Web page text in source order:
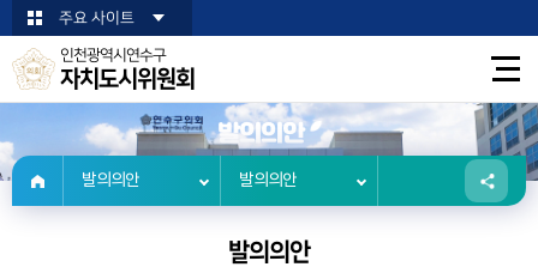
본문바로가기주요 사이트
인천광역시연수구
자치도시위원회
발의의안
발의의안 발의의안
발의의안